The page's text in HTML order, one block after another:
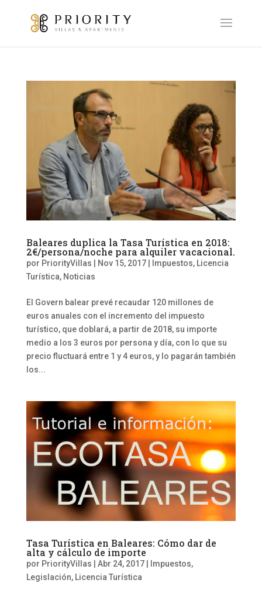
Baleares duplica la Tasa Turística en 2018:
2€/persona/noche para alquiler vacacional.
por PriorityVillas Nov 15, 2017| Impuestos, Licencia
Turística, Noticias
El Govern balear prevé recaudar 120 millones de
euros anuales con el incremento del impuesto
turístico, que doblará, a partir de 2018, su importe
medio a los 3 euros por persona y día, con lo que su
precio fluctuará entre 1 y 4 euros, y lo pagarán también
los...
Tasa Turística en Baleares: Cómo dar de
alta y cálculo de importe
por PriorityVillas Abr 24, 2017| Impuestos,
Legislación, Licencia Turística